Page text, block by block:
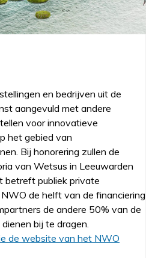
en bedrijven uit de
aangevuld met andere
voor innovatieve
het gebied van
Bij honorering zullen de
van Wetsus in Leeuwarden
betreft publiek private
de helft van de financiering
de andere 50% van de
bij te dragen.
de website van het NWO